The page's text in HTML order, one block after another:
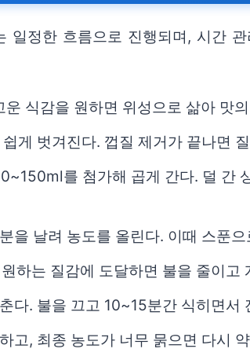
정한 흐름으로 진행되며, 시간
식감을 원하면 위성으로 삶아 맛
게 벗겨진다. 껍질 제거가 끝나면
를 첨가해 곱게 간다. 덜 간
을 날려 농도를 올린다. 이때 스푼
하는 질감에 도달하면 불을 줄이고
다. 불을 끄고 10~15분간 식히면서
, 최종 농도가 너무 묽으면 다시